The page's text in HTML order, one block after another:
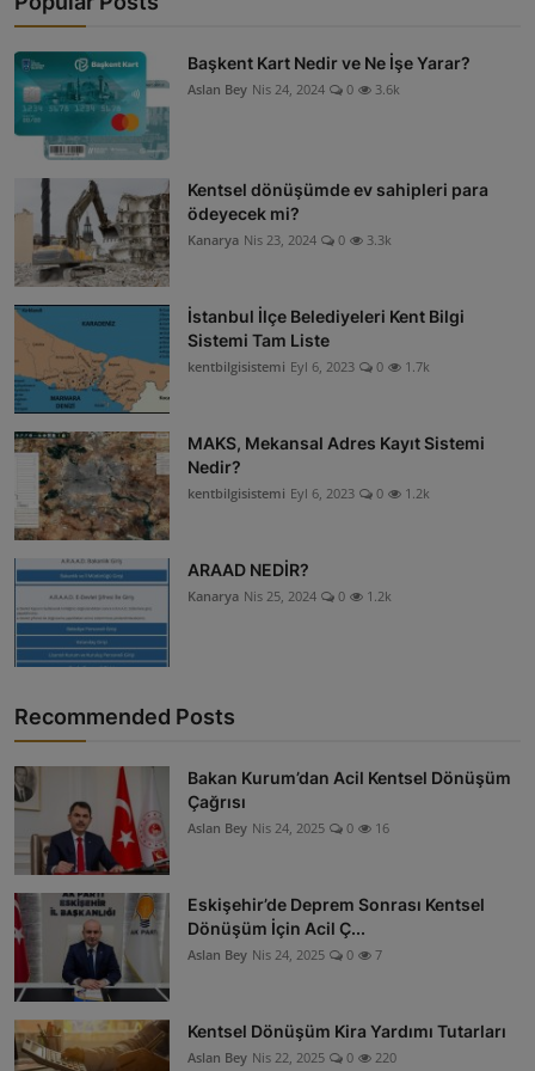
ŞİRKETLER
BELEDİYELER
Başkent Kart Nedir ve Ne İşe Yarar?
Aslan Bey Nis 24, 2024 0 3.6k
Kentsel dönüşümde ev sahipleri para
ödeyecek mi?
Kanarya Nis 23, 2024 0 3.3k
İstanbul İlçe Belediyeleri Kent Bilgi
Sistemi Tam Liste
kentbilgisistemi Eyl 6, 2023 0 1.7k
MAKS, Mekansal Adres Kayıt Sistemi
Nedir?
kentbilgisistemi Eyl 6, 2023 0 1.2k
ARAAD NEDİR?
Kanarya Nis 25, 2024 0 1.2k
Recommended Posts
Bakan Kurum’dan Acil Kentsel Dönüşüm
Çağrısı
Aslan Bey Nis 24, 2025 0 16
Eskişehir’de Deprem Sonrası Kentsel
Dönüşüm İçin Acil Ç...
Aslan Bey Nis 24, 2025 0 7
Kentsel Dönüşüm Kira Yardımı Tutarları
Aslan Bey Nis 22, 2025 0 220